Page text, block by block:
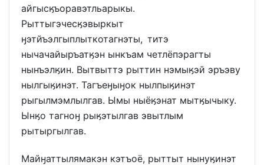
айгысӄъоравэтльарыкы.
Рыттыгэчесӄэвыркыт
ӈэтйъэлгыплыткотагнэты, титэ
нычачайыръатӄэн ынкъам четлёпэрагты
нынъэлӄин. Вытвыттэ рыттин нэмыӄэй эръэву
нылгыӄинэт. Тагъеӈыӈок нылпыӄинэт
рыгылмэмлылгав. Ымы ныёӄэнат мытӄычыку.
Ынӄо тагноӈ рыӄэтылгав эвытлым
рытыргылгав.
Майӈаттылямакэн кэтъоё, рыттыт нынуӄинэт